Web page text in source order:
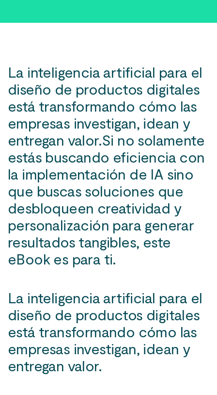
La inteligencia artificial para el
diseño de productos digitales
está transformando cómo las
empresas investigan, idean y
entregan valor.Si no solamente
estás buscando eficiencia con
la implementación de IA sino
que buscas soluciones que
desbloqueen creatividad y
personalización para generar
resultados tangibles, este
eBook es para ti.
La inteligencia artificial para el
diseño de productos digitales
está transformando cómo las
empresas investigan, idean y
entregan valor.